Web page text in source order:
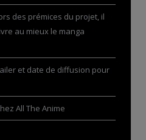
des prémices du projet, il
au mieux le manga
et date de diffusion pour
All The Anime